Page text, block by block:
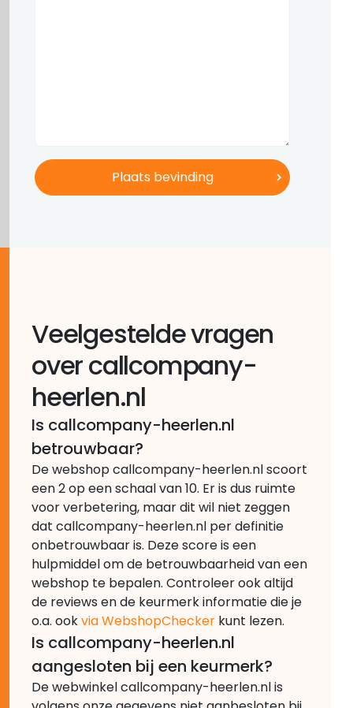
Veelgestelde vragen
over callcompany-
heerlen.nl
Is callcompany-heerlen.nl
betrouwbaar?
De webshop callcompany-heerlen.nl scoort
een 2 op een schaal van 10. Er is dus ruimte
voor verbetering, maar dit wil niet zeggen
dat callcompany-heerlen.nl per definitie
onbetrouwbaar is. Deze score is een
hulpmiddel om de betrouwbaarheid van een
webshop te bepalen. Controleer ook altijd
de reviews en de keurmerk informatie die je
o.a. ookvia WebshopChecker kunt lezen.
Is callcompany-heerlen.nl
aangesloten bij een keurmerk?
De webwinkel callcompany-heerlen.nl is